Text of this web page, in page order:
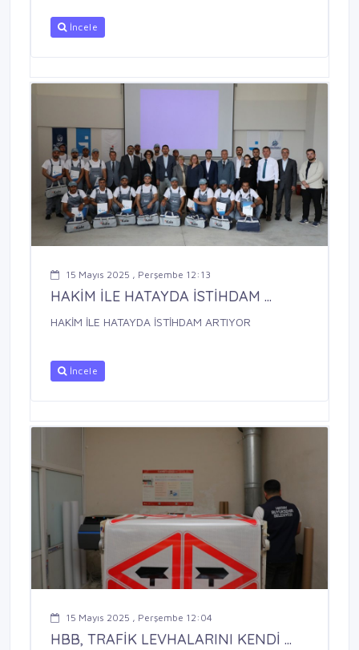
İncele
15 Mayıs 2025 , Perşembe 12:13
HAKİM İLE HATAYDA İSTİHDAM ...
HAKİM İLE HATAYDA İSTİHDAM ARTIYOR
İncele
15 Mayıs 2025 , Perşembe 12:04
HBB, TRAFİK LEVHALARINI KENDİ ...